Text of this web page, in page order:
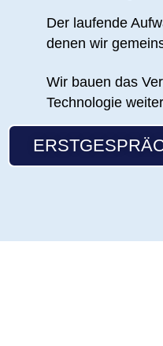
Der laufende
denen wir
Wir bauen das
Technologie weiter